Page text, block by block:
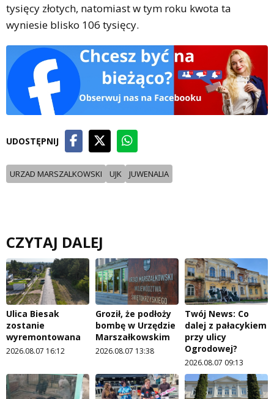
tysięcy złotych, natomiast w tym roku kwota ta
wyniesie blisko 106 tysięcy.
UDOSTĘPNIJ
URZAD MARSZALKOWSKI UJK JUWENALIA
CZYTAJ DALEJ
Ulica Biesak
zostanie
wyremontowana
2026.08.07 16:12
Groził, że podłoży
bombę w Urzędzie
Marszałkowskim
2026.08.07 13:38
Twój News: Co
dalej z pałacykiem
przy ulicy
Ogrodowej?
2026.08.07 09:13